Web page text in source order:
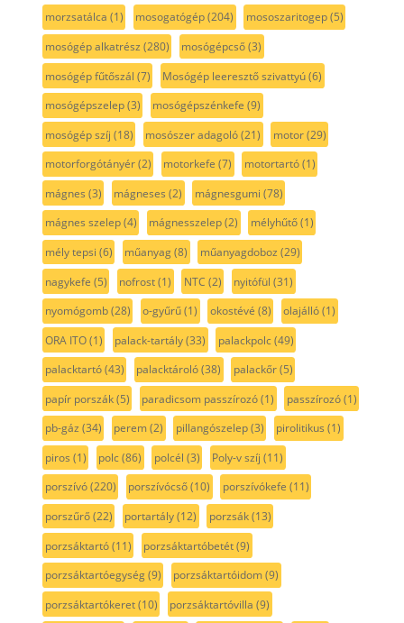
morzsatálca (1) mosogatógép(204) mososzaritogep(5)
mosógép alkatrész (280) mosógépcső(3)
mosógép fűtőszál (7) Mosógép leeresztő szivattyú(6)
mosógépszelep(3) mosógépszénkefe (9)
mosógép szíj (18) mosószer adagoló(21) motor(29)
motorforgótányér(2) motorkefe (7) motortartó(1)
mágnes (3) mágneses (2) mágnesgumi (78)
mágnes szelep(4) mágnesszelep(2) mélyhűtő(1)
mély tepsi (6) műanyag(8) műanyagdoboz (29)
nagykefe (5) nofrost(1) NTC (2) nyitófül (31)
nyomógomb(28) o-gyűrű(1) okostévé (8) olajálló(1)
ORA ITO(1) palack-tartály(33) palackpolc(49)
palacktartó(43) palacktároló(38) palackőr(5)
papír porszák(5) paradicsom passzírozó(1) passzírozó(1)
pb-gáz (34) perem(2) pillangószelep(3) pirolitikus (1)
piros (1) polc(86) polcél (3) Poly-v szíj (11)
porszívó(220) porszívócső(10) porszívókefe (11)
porszűrő(22) portartály(12) porzsák(13)
porzsáktartó(11) porzsáktartóbetét(9)
porzsáktartóegység(9) porzsáktartóidom(9)
porzsáktartókeret(10) porzsáktartóvilla (9)